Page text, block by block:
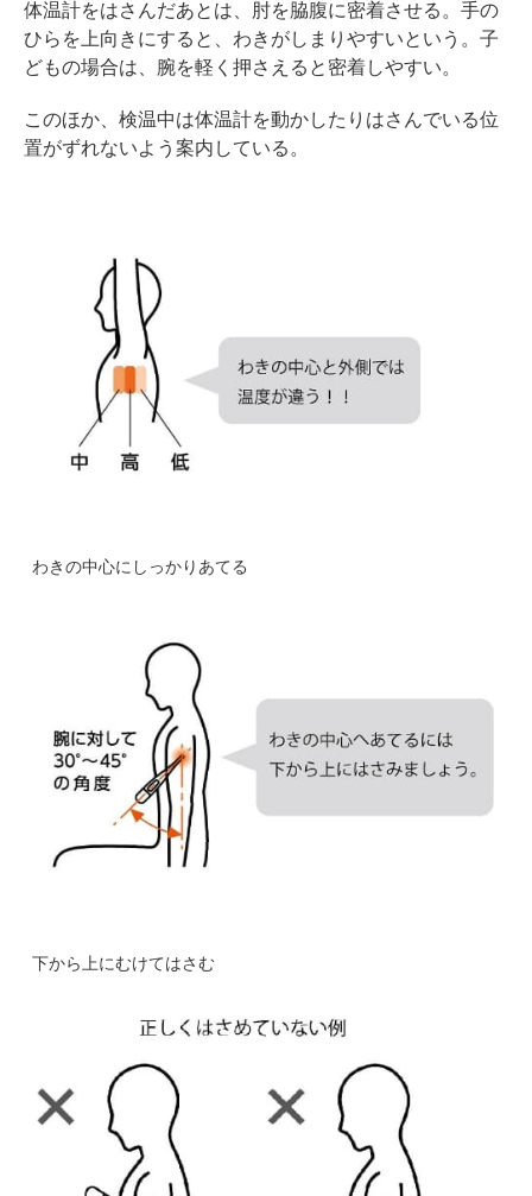
体温計をはさんだあとは、肘を脇腹に密着させる。手の
ひらを上向きにすると、わきがしまりやすいという。子
どもの場合は、腕を軽く押さえると密着しやすい。
このほか、検温中は体温計を動かしたりはさんでいる位
置がずれないよう案内している。
わきの中心にしっかりあてる
下から上にむけてはさむ